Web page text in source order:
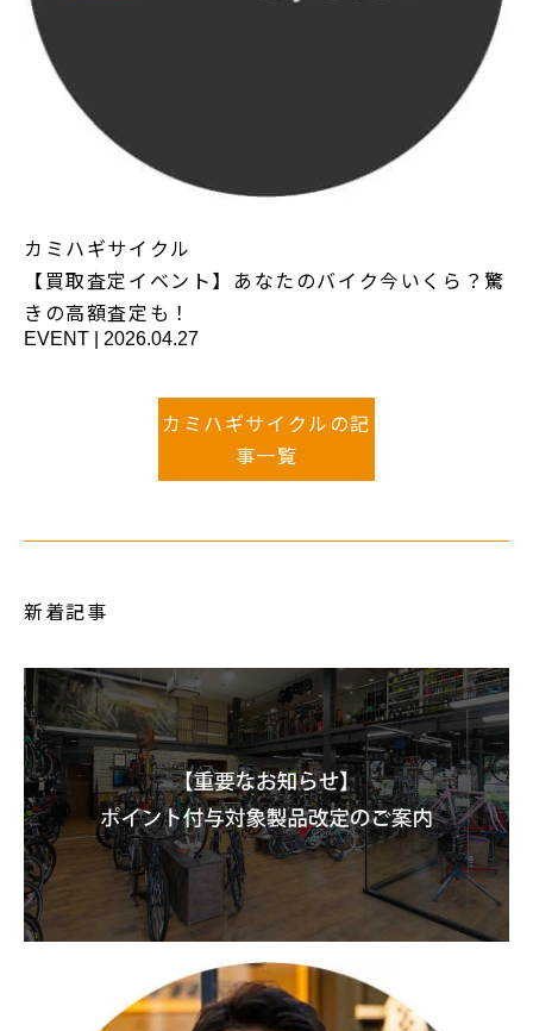
カミハギサイクル
【買取査定イベント】あなたのバイク今いくら？驚
きの高額査定も！
EVENT 2026.04.27
カミハギサイクルの記
事一覧
新着記事